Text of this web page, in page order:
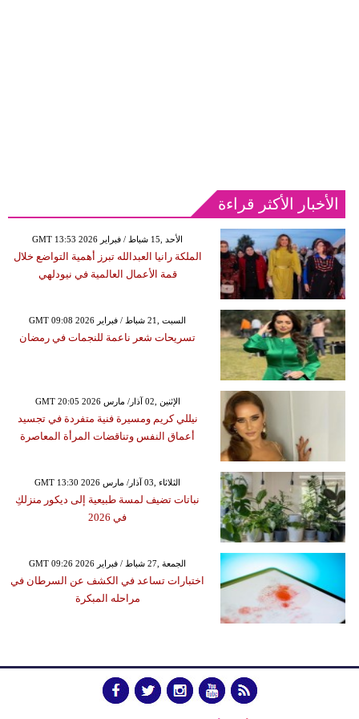
الأخبار الأكثر قراءة
GMT 13:53 2026 الأحد ,15 شباط / فبراير
الملكة رانيا العبدالله تبرز أهمية التواضع خلال
قمة الأعمال العالمية في نيودلهي
GMT 09:08 2026 السبت ,21 شباط / فبراير
تسريحات شعر ناعمة للنجمات في رمضان
GMT 20:05 2026 الإثنين ,02 آذار/ مارس
نيللي كريم ومسيرة فنية متفردة في تجسيد
أعماق النفس وتناقضات المرأة المعاصرة
GMT 13:30 2026 الثلاثاء ,03 آذار/ مارس
نباتات تضيف لمسة طبيعية إلى ديكور منزلكِ
في 2026
GMT 09:26 2026 الجمعة ,27 شباط / فبراير
اختبارات تساعد في الكشف عن السرطان في
مراحله المبكرة